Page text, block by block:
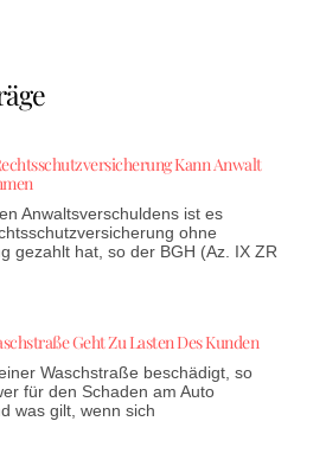
Kann Anwalt
Anwaltsverschuldens ist es
ohne
gezahlt hat, so der BGH (Az. IX ZR
Geht Zu Lasten Des Kunden
Waschstraße beschädigt, so
für den Schaden am Auto
was gilt, wenn sich